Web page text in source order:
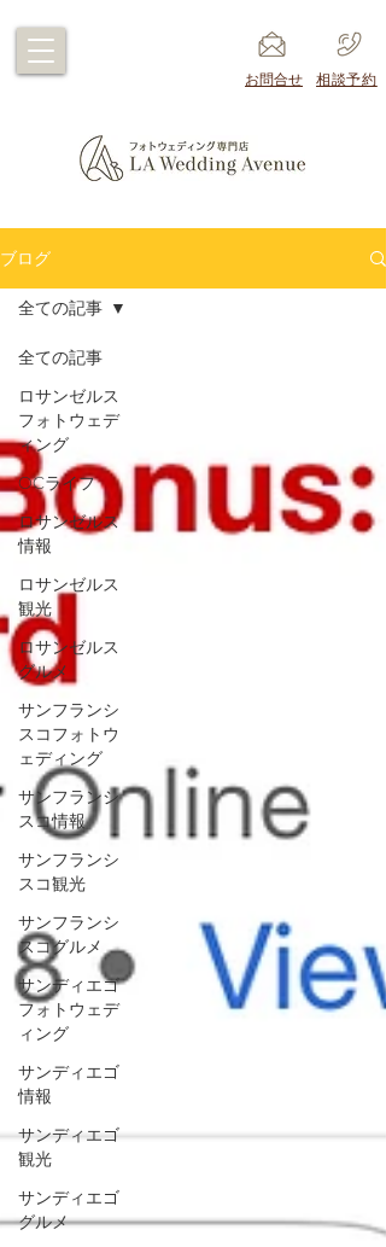
​お問合せ ​相談予約
ブログ
全ての記事
ロサンゼルス
フォトウェデ
ィング
OCライフ
ロサンゼルス
情報
ロサンゼルス
観光
ロサンゼルス
グルメ
サンフランシ
スコフォトウ
ェディング
サンフランシ
スコ情報
サンフランシ
スコ観光
サンフランシ
スコグルメ
サンディエゴ
フォトウェデ
ィング
サンディエゴ
情報
サンディエゴ
観光
サンディエゴ
グルメ
全ての記事